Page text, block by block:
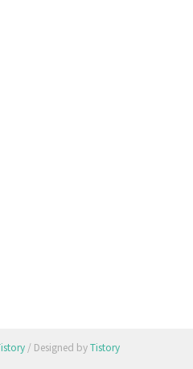
/ Designed by Tistory